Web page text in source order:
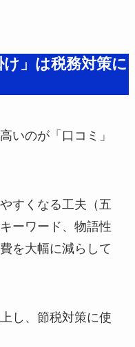
け」は税務対策に
いのが「口コミ」
すくなる工夫（五
ーワード、物語性
を大幅に減らして
し、節税対策に使